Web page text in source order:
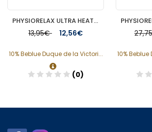
PHYSIORELAX ULTRA HEAT MASAJE DEPORTIVO 75 ML
13,95€ 12,56€
10% Beblue Duque de la Victori...
(0)
10%